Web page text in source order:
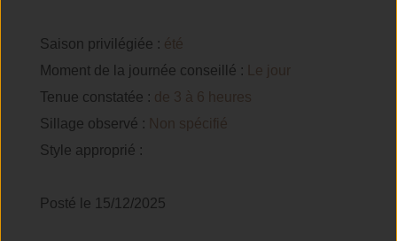
Saison privilégiée : été
Moment de la journée conseillé :
Le jour
Tenue constatée : de 3 à 6 heures
Sillage observé : Non spécifié
Style approprié :
Posté le 15/12/2025